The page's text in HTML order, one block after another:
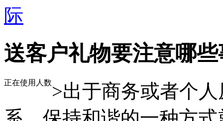
际
送客户礼物要注意哪
正在使用人数>出于商务或者个